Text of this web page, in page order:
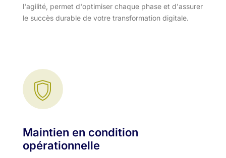
l'agilité, permet d'optimiser chaque phase et d'assurer
le succès durable de votre transformation digitale.
Maintien en condition
opérationnelle